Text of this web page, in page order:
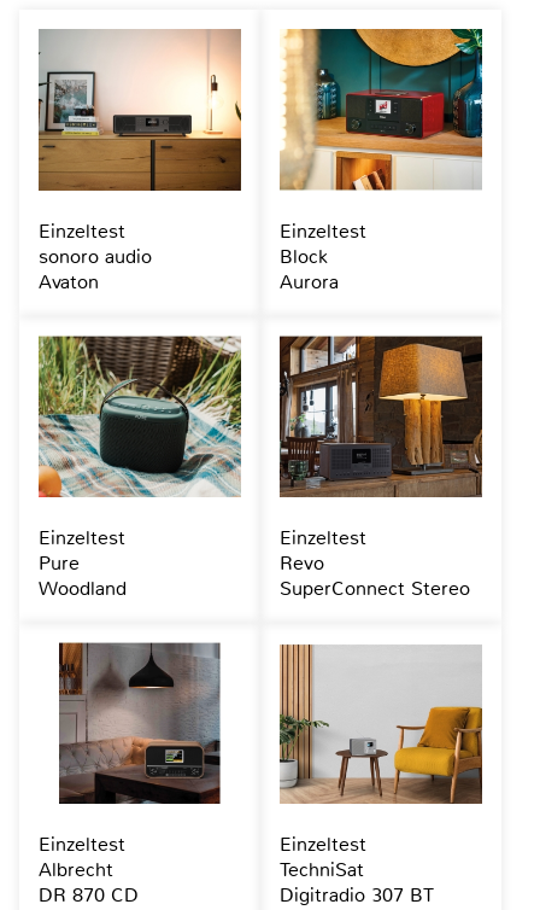
Einzeltest
sonoro audio
Avaton
Einzeltest
Block
Aurora
Einzeltest
Pure
Woodland
Einzeltest
Revo
SuperConnect Stereo
Einzeltest
Albrecht
DR 870 CD
Einzeltest
TechniSat
Digitradio 307 BT